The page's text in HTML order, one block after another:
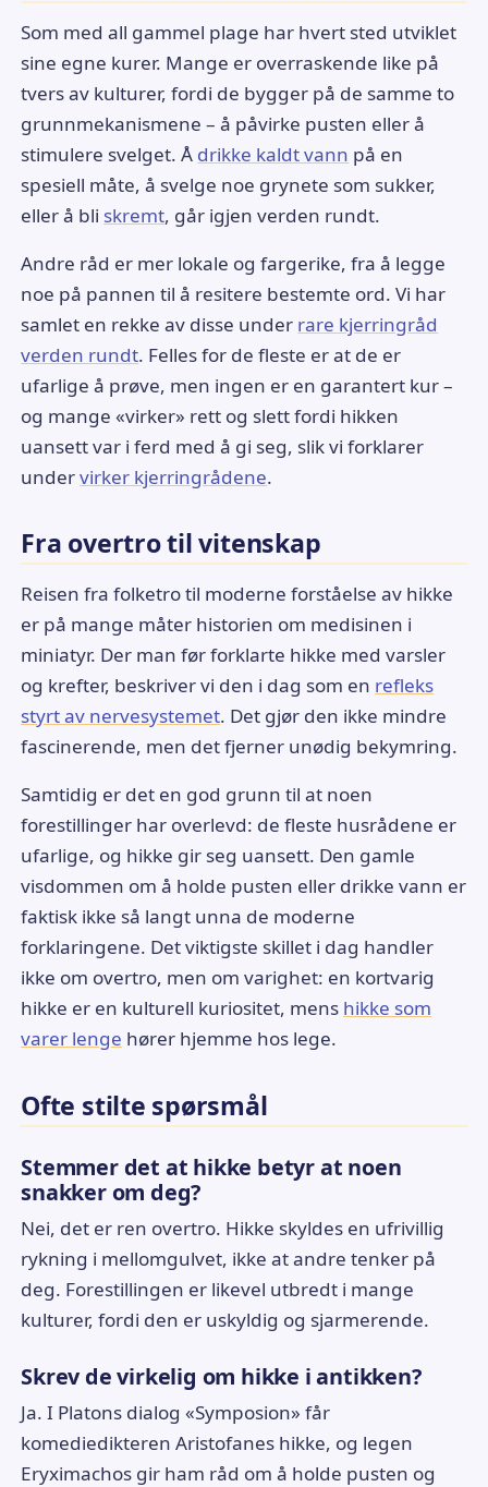
Som med all gammel plage har hvert sted utviklet
sine egne kurer. Mange er overraskende like på
tvers av kulturer, fordi de bygger på de samme to
grunnmekanismene – å påvirke pusten eller å
stimulere svelget. Å drikke kaldt vann på en
spesiell måte, å svelge noe grynete som sukker,
eller å bli skremt, går igjen verden rundt.
Andre råd er mer lokale og fargerike, fra å legge
noe på pannen til å resitere bestemte ord. Vi har
samlet en rekke av disse under rare kjerringråd
verden rundt. Felles for de fleste er at de er
ufarlige å prøve, men ingen er en garantert kur –
og mange «virker» rett og slett fordi hikken
uansett var i ferd med å gi seg, slik vi forklarer
undervirker kjerringrådene.
Fra overtro til vitenskap
Reisen fra folketro til moderne forståelse av hikke
er på mange måter historien om medisinen i
miniatyr. Der man før forklarte hikke med varsler
og krefter, beskriver vi den i dag som en refleks
styrt av nervesystemet. Det gjør den ikke mindre
fascinerende, men det fjerner unødig bekymring.
Samtidig er det en god grunn til at noen
forestillinger har overlevd: de fleste husrådene er
ufarlige, og hikke gir seg uansett. Den gamle
visdommen om å holde pusten eller drikke vann er
faktisk ikke så langt unna de moderne
forklaringene. Det viktigste skillet i dag handler
ikke om overtro, men om varighet: en kortvarig
hikke er en kulturell kuriositet, mens hikke som
varer lenge hører hjemme hos lege.
Ofte stilte spørsmål
Stemmer det at hikke betyr at noen
snakker om deg?
Nei, det er ren overtro. Hikke skyldes en ufrivillig
rykning i mellomgulvet, ikke at andre tenker på
deg. Forestillingen er likevel utbredt i mange
kulturer, fordi den er uskyldig og sjarmerende.
Skrev de virkelig om hikke i antikken?
Ja. I Platons dialog «Symposion» får
komediedikteren Aristofanes hikke, og legen
Eryximachos gir ham råd om å holde pusten og